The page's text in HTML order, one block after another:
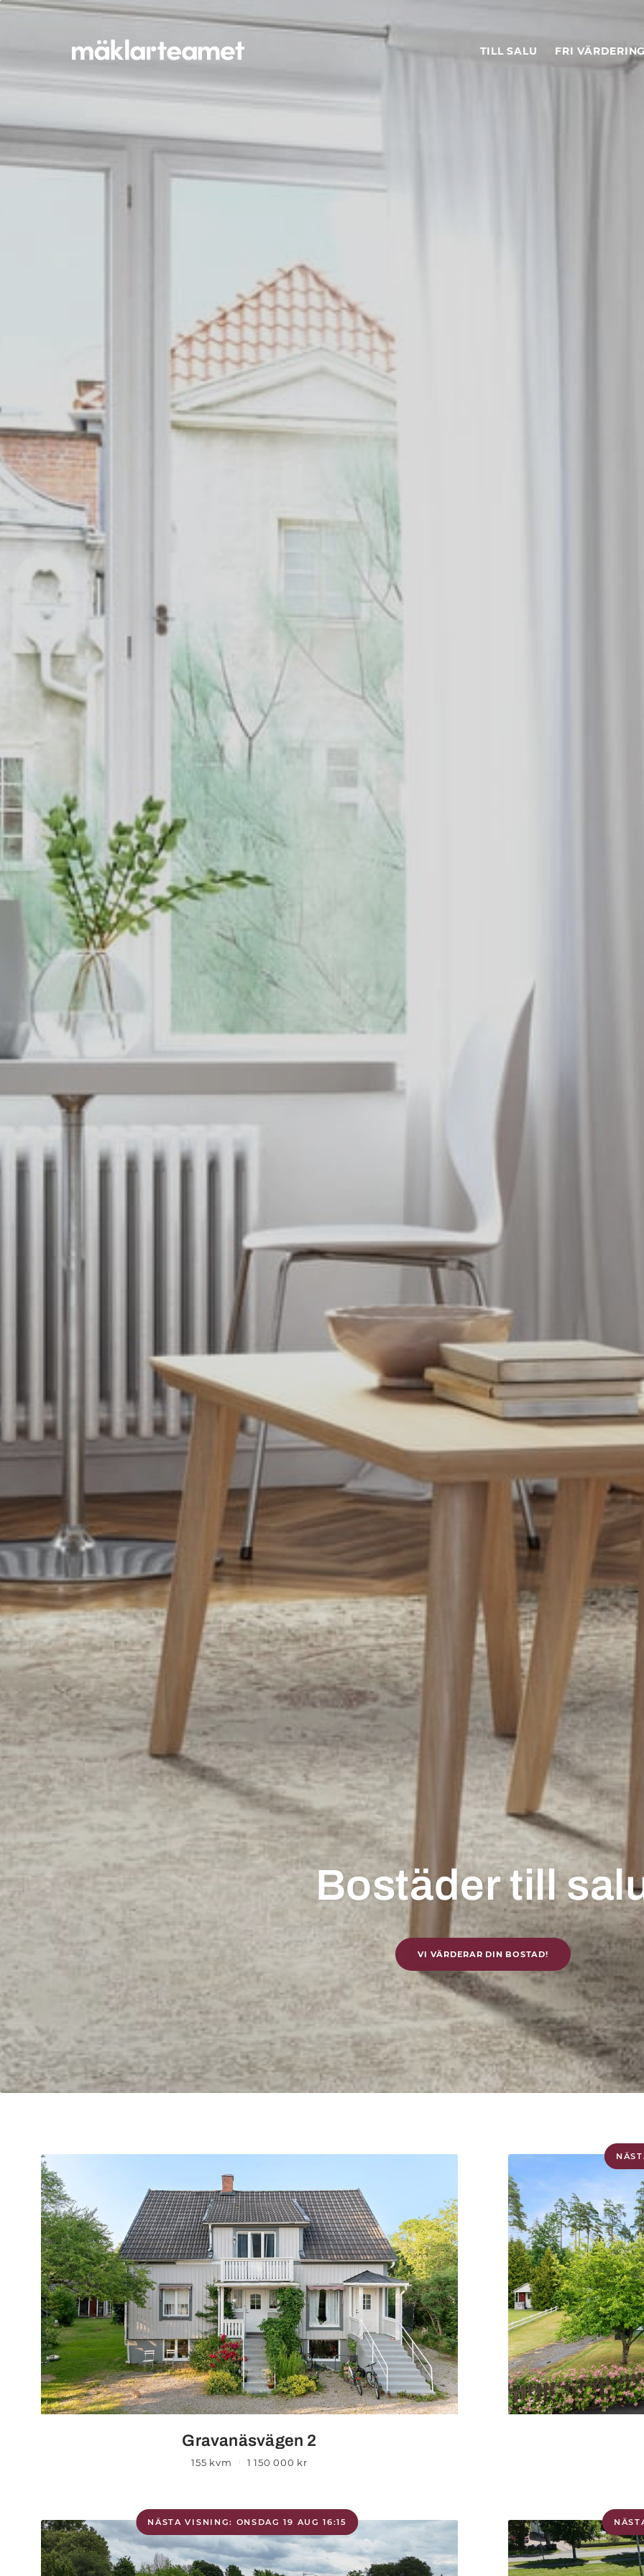
TILL SALU FRI
Bostäder till
VI VÄRDERAR DIN BOSTAD!
Gravanäsvägen 2
155 kvm 1 150 000 kr
NÄSTA VISNING: ONSDAG 19 AUG 16:15